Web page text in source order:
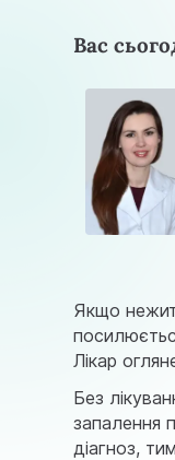
Вас
Якщо
Лікар
Без
запалення
діагноз,